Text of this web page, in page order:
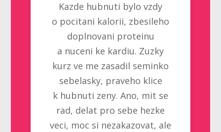
Kazde hubnuti bylo vzdy
o pocitani kalorii, zbesileho
doplnovani proteinu
a nuceni ke kardiu. Zuzky
kurz ve me zasadil seminko
sebelasky, praveho klice
k hubnuti zeny. Ano, mit se
rad, delat pro sebe hezke
veci, moc si nezakazovat, ale